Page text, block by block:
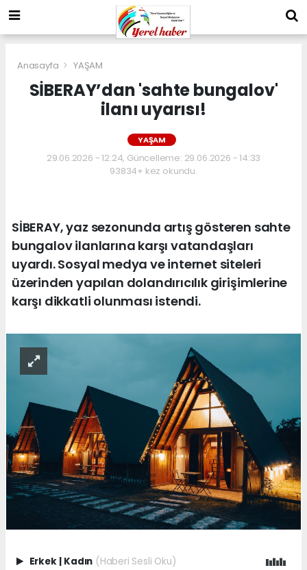
Anasayfa YAŞAM
SİBERAY’dan 'sahte bungalov'
ilanı uyarısı!
YAŞAM
29.06.2026 - 12:24, Güncelleme: 29.06.2026 - 14:33
93834+ kez okundu.
SİBERAY, yaz sezonunda artış gösteren sahte
bungalov ilanlarına karşı vatandaşları
uyardı. Sosyal medya ve internet siteleri
üzerinden yapılan dolandırıcılık girişimlerine
karşı dikkatli olunması istendi.
Erkek Kadın (Haberi Sesli Oku)